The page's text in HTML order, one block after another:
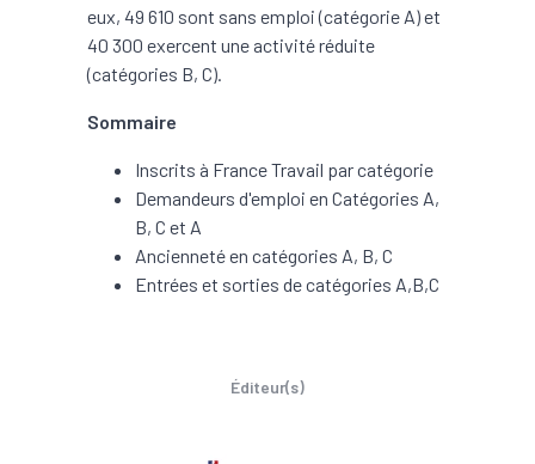
eux, 49 610 sont sans emploi (catégorie A) et
40 300 exercent une activité réduite
(catégories B, C).
Sommaire
Inscrits à France Travail par catégorie
Demandeurs d'emploi en Catégories A,
B, C et A
Ancienneté en catégories A, B, C
Entrées et sorties de catégories A,B,C
Éditeur(s)